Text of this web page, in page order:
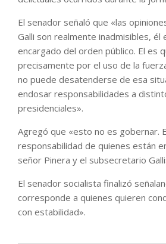
El senador señaló que «las
Galli son realmente inadmisibles, él
encargado del orden público. El es
precisamente por el uso de la
no puede desatenderse de esa
endosar responsabilidades a
presidenciales».
Agregó que «esto no es gobernar.
responsabilidad de quienes están
señor Pinera y el subsecretario
El senador socialista finalizó
corresponde a quienes quieren
con estabilidad».